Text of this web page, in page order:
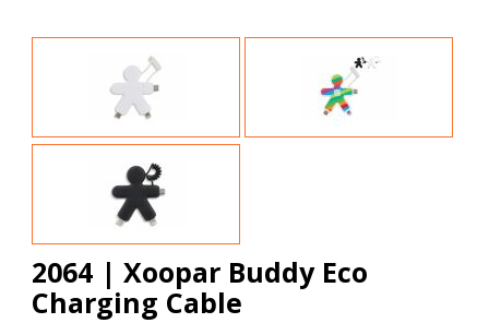
2064 | Xoopar Buddy Eco
Charging Cable